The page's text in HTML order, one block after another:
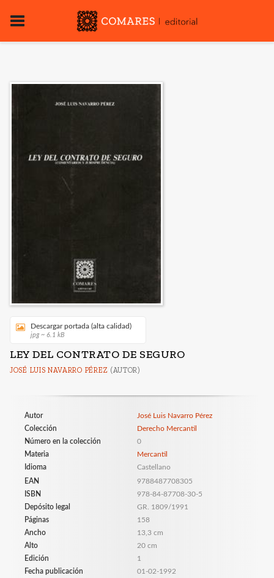
Descargar portada (alta calidad)
jpg ~ 6.1 kB
LEY DEL CONTRATO DE SEGURO
JOSÉ LUIS NAVARRO PÉREZ (AUTOR)
Autor
José Luis Navarro Pérez
Colección
Derecho Mercantil
Número en la colección
0
Materia
Mercantil
Idioma
Castellano
EAN
9788487708305
ISBN
978-84-87708-30-5
Depósito legal
GR. 1809/1991
Páginas
158
Ancho
13,3 cm
Alto
20 cm
Edición
1
Fecha publicación
01-02-1992